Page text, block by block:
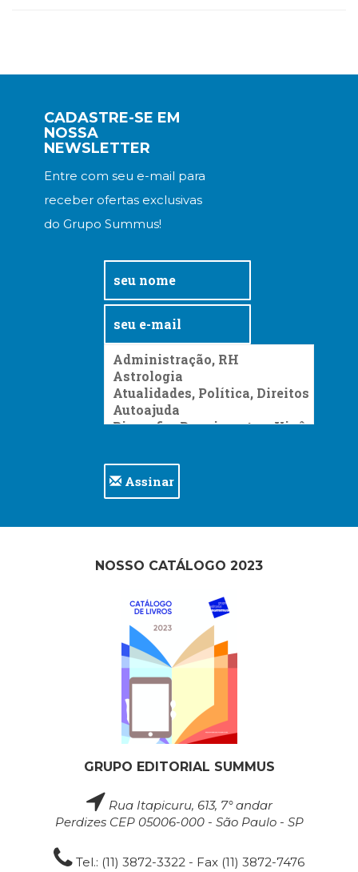
CADASTRE-SE EM
NOSSA
NEWSLETTER
Entre com seu e-mail para
receber ofertas exclusivas
do Grupo Summus!
Assinar
NOSSO CATÁLOGO 2023
GRUPO EDITORIAL SUMMUS
Rua Itapicuru, 613, 7° andar
Perdizes CEP 05006-000 - São Paulo - SP
Tel.: (11) 3872-3322 - Fax (11) 3872-7476